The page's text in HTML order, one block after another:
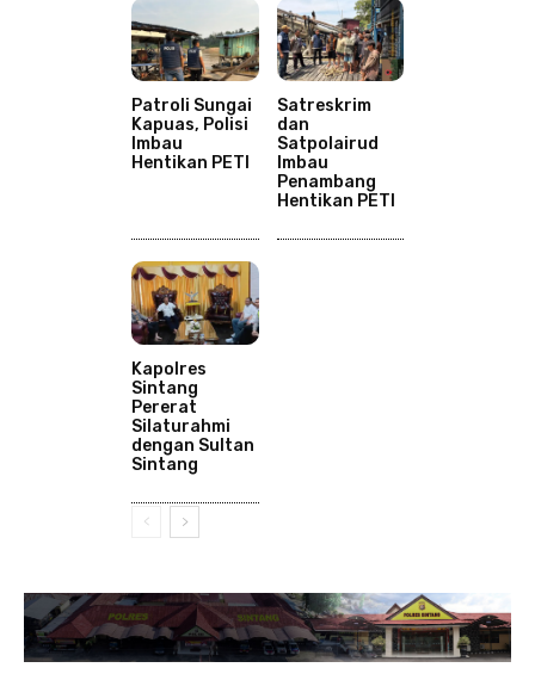
Patroli Sungai
Kapuas, Polisi
Imbau
Hentikan PETI
Satreskrim
dan
Satpolairud
Imbau
Penambang
Hentikan PETI
Kapolres
Sintang
Pererat
Silaturahmi
dengan Sultan
Sintang